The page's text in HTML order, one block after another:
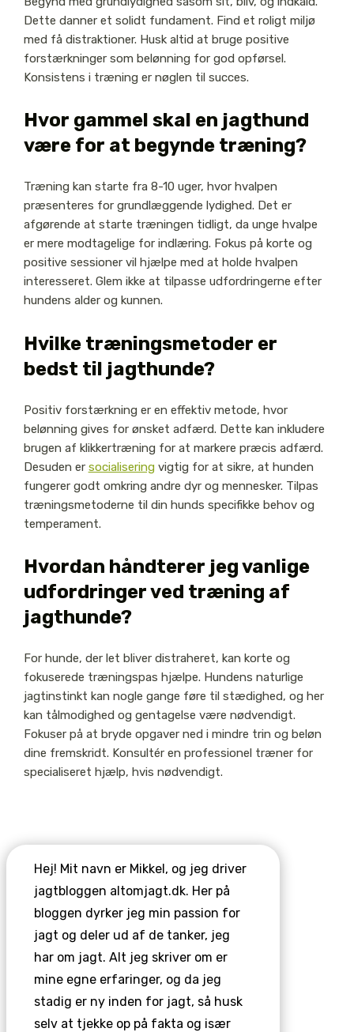
Dette danner et solidt fundament. Find et roligt miljø
med få distraktioner. Husk altid at bruge positive
forstærkninger som belønning for god opførsel.
Konsistens i træning er nøglen til succes.
Hvor gammel skal en jagthund
være for at begynde træning?
Træning kan starte fra 8-10 uger, hvor hvalpen
præsenteres for grundlæggende lydighed. Det er
afgørende at starte træningen tidligt, da unge hvalpe
er mere modtagelige for indlæring. Fokus på korte og
positive sessioner vil hjælpe med at holde hvalpen
interesseret. Glem ikke at tilpasse udfordringerne efter
hundens alder og kunnen.
Hvilke træningsmetoder er
bedst til jagthunde?
Positiv forstærkning er en effektiv metode, hvor
belønning gives for ønsket adfærd. Dette kan inkludere
brugen af klikkertræning for at markere præcis adfærd.
Desuden er socialiseringvigtig for at sikre, at hunden
fungerer godt omkring andre dyr og mennesker. Tilpas
træningsmetoderne til din hunds specifikke behov og
temperament.
Hvordan håndterer jeg vanlige
udfordringer ved træning af
jagthunde?
For hunde, der let bliver distraheret, kan korte og
fokuserede træningspas hjælpe. Hundens naturlige
jagtinstinkt kan nogle gange føre til stædighed, og her
kan tålmodighed og gentagelse være nødvendigt.
Fokuser på at bryde opgaver ned i mindre trin og beløn
dine fremskridt. Konsultér en professionel træner for
specialiseret hjælp, hvis nødvendigt.
Hej! Mit navn er Mikkel, og jeg driver
jagtbloggen altomjagt.dk. Her på
bloggen dyrker jeg min passion for
jagt og deler ud af de tanker, jeg
har om jagt. Alt jeg skriver om er
mine egne erfaringer, og da jeg
stadig er ny inden for jagt, så husk
selv at tjekke op på fakta og især